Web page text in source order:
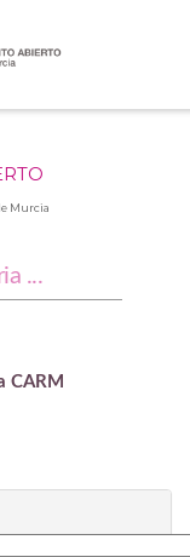
Murcia
CARM